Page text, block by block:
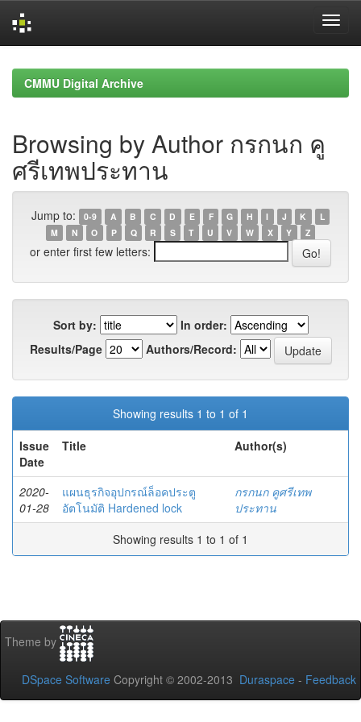
navigationCMMU Digital Archive
Browsing by Author กรกนก คู
ศรีเทพประทาน
Jump to: 0-9 A B C D E F G H I J K
L
M
N O P Q R S T U V W X Y Z
or enter first few letters:
Sort by:
In order:
Results/Page
Authors/Record:
Showing results 1 to 1 of 1
Issue
Date
Title Author(s)
2020-
01-28
แผนธุรกิจอุปกรณ์ล็อคประตู
อัตโนมัติ Hardened lock
กรกนก คูศรีเทพ
ประทาน
Showing results 1 to 1 of 1
Theme by
DSpace Software Copyright © 2002-2013 Duraspace - Feedback